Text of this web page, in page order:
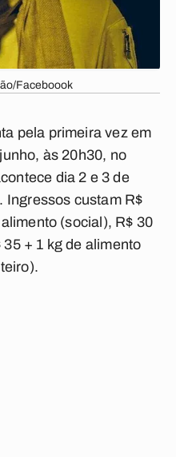
Faceboook
pela primeira vez em
às 20h30, no
dia 2 e 3 de
Ingressos custam R$
(social), R$ 30
+ 1 kg de alimento